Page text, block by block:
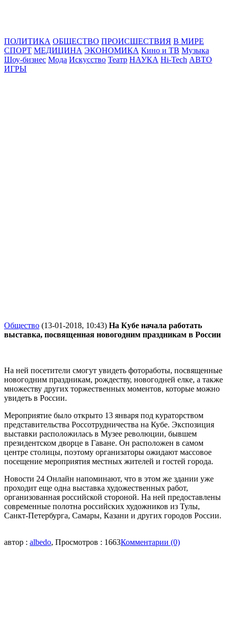
ПОЛИТИКА ОБЩЕСТВО ПРОИСШЕСТВИЯ В МИРЕ
СПОРТ МЕДИЦИНА ЭКОНОМИКА Кино и ТВ Музыка
Шоу-бизнес Мода Искусство Театр НАУКА Hi-Tech АВТО
ИГРЫ
Общество (13-01-2018, 10:43) На Кубе начала работать
выставка, посвященная новогодним праздникам в России
На ней посетители смогут увидеть фотоработы, посвященные
новогодним праздникам, рождеству, новогодней елке, а также
множеству других торжественных моментов, которые можно
увидеть в России.
Мероприятие было открыто 13 января под кураторством
представительства Россотрудничества на Кубе. Экспозиция
выставки расположилась в Музее революции, бывшем
президентском дворце в Гаване. Он расположен в самом
центре столицы, поэтому организаторы ожидают массовое
посещение мероприятия местных жителей и гостей города.
Новости 24 Онлайн напоминают, что в этом же здании уже
проходит еще одна выставка художественных работ,
организованная российской стороной. На ней предоставлены
современные полотна российских художников из Тулы,
Санкт-Петербурга, Самары, Казани и других городов России.
автор : albedo, Просмотров : 1663Комментарии (0)